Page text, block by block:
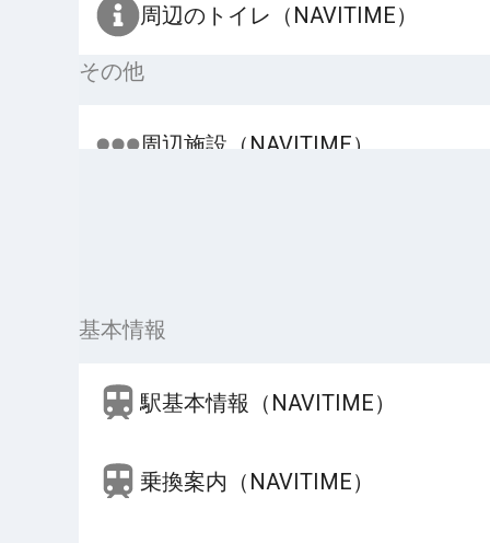
周辺のトイレ（NAVITIME）
その他
周辺施設（NAVITIME）
基本情報
駅基本情報（NAVITIME）
乗換案内（NAVITIME）